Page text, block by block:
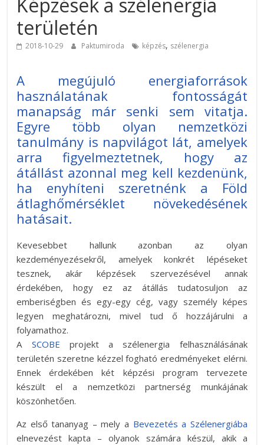
területén
2018-10-29 Paktumiroda képzés, szélenergia
A megújuló energiaforrások
használatának fontosságát
manapság már senki sem vitatja.
Egyre több olyan nemzetközi
tanulmány is napvilágot lát, amelyek
arra figyelmeztetnek, hogy az
átállást azonnal meg kell kezdenünk,
ha enyhíteni szeretnénk a Föld
átlaghőmérséklet növekedésének
hatásait.
Kevesebbet hallunk azonban az olyan
kezdeményezésekről, amelyek konkrét lépéseket
tesznek, akár képzések szervezésével annak
érdekében, hogy ez az átállás tudatosuljon az
emberiségben és egy-egy cég, vagy személy képes
legyen meghatározni, mivel tud ő hozzájárulni a
folyamathoz.
A SCOBE projekt a szélenergia felhasználásának
területén szeretne kézzel fogható eredményeket elérni.
Ennek érdekében két képzési program tervezete
készült el a nemzetközi partnerség munkájának
köszönhetően.
Az első tananyag – mely a Bevezetés a Szélenergiába
elnevezést kapta – olyanok számára készül, akik a